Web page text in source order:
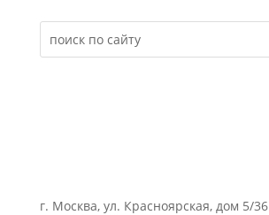
г. Москва, ул. Красноярская, дом 5/36